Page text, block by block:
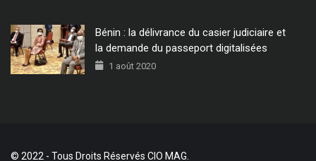
Bénin : la délivrance du casier judiciaire et
la demande du passeport digitalisées
1 août 2020
© 2022 - Tous Droits Réservés CIO MAG.